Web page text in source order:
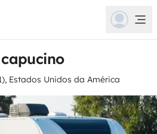
Estados Unidos da América